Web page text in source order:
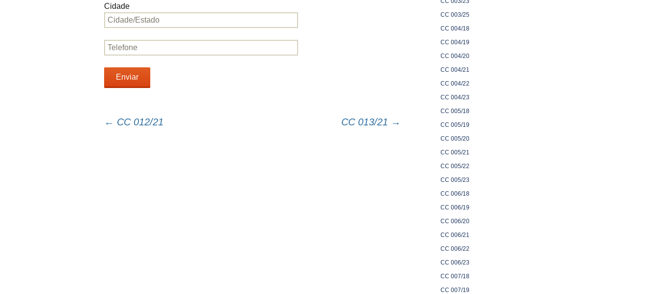
Cidade
← CC 012/21 CC 013/21 →
CC 003/25
CC 004/18
CC 004/19
CC 004/20
CC 004/21
CC 004/22
CC 004/23
CC 005/18
CC 005/19
CC 005/20
CC 005/21
CC 005/22
CC 005/23
CC 006/18
CC 006/19
CC 006/20
CC 006/21
CC 006/22
CC 006/23
CC 007/18
CC 007/19